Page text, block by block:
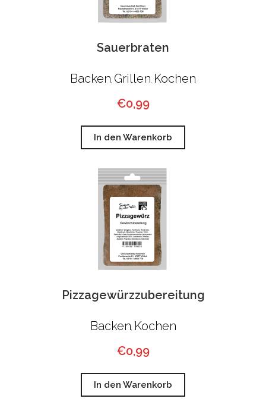
Sauerbraten
Backen, Grillen, Kochen
€0,99
In den Warenkorb
Pizzagewürzzubereitung
Backen Kochen
€0,99
In den Warenkorb